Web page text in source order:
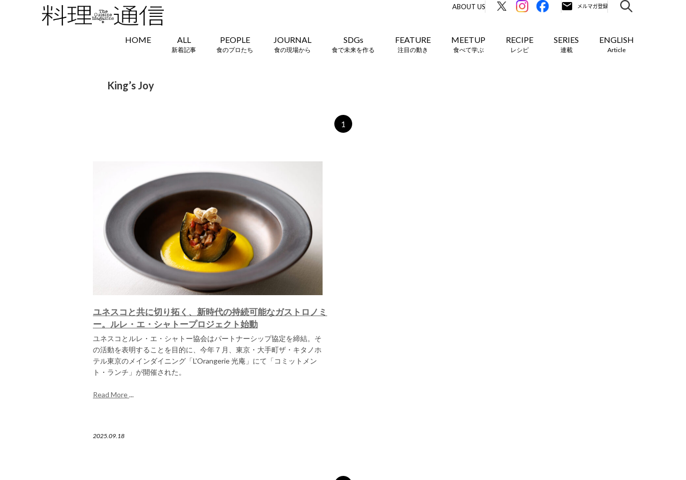
ABOUT US
HOME ALL
新着記事
PEOPLE
食のプロたち
JOURNAL
食の現場から
SDGs
食で未来を作る
FEATURE
注目の動き
MEETUP
食べて学ぶ
RECIPE
レシピ
SERIES
連載
ENGLISH
Article
King’s Joy
1
ユネスコと共に切り拓く、新時代の持続可能なガストロノミ
ー。ルレ・エ・シャトープロジェクト始動
ユネスコとルレ・エ・シャトー協会はパートナーシップ協定を締結。そ
の活動を表明することを目的に、今年７月、東京・大手町ザ・キタノホ
テル東京のメインダイニング「L'Orangerie 光庵」にて「コミットメン
ト・ランチ」が開催された。
Read More...
2025.09.18